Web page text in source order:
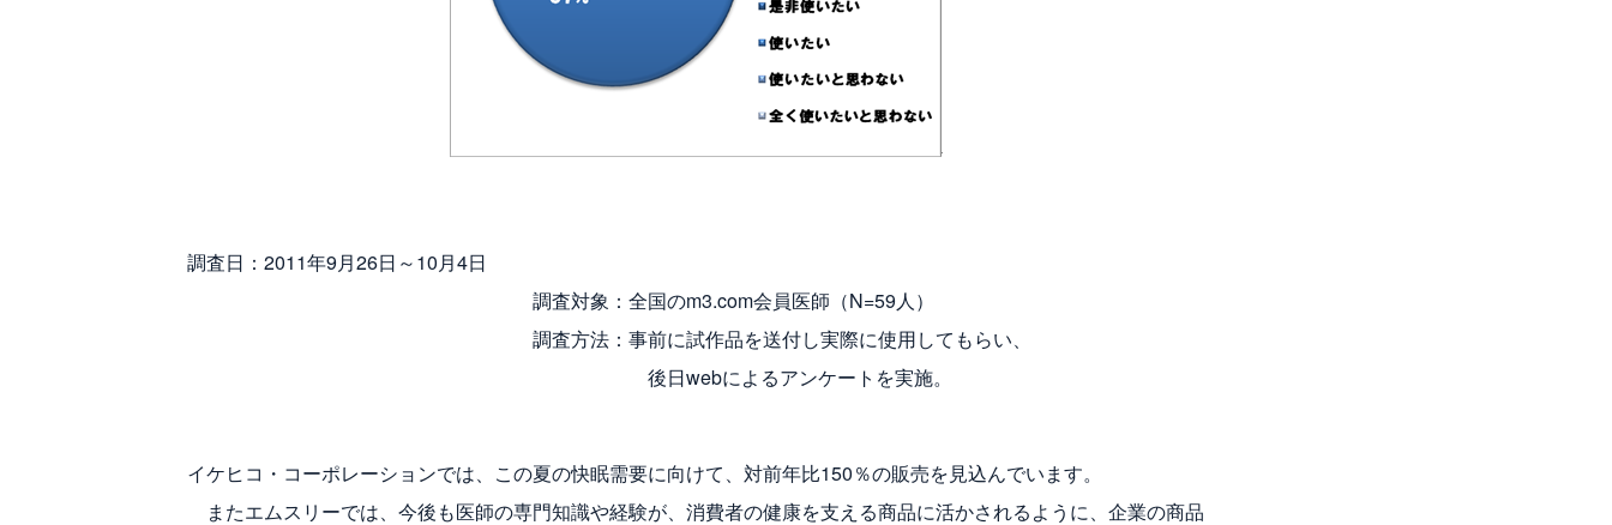
調査日：2011年9月26日～10月4日
調査対象：全国のm3.com会員医師（N=59人）
調査方法：事前に試作品を送付し実際に使用してもらい、
後日webによるアンケートを実施。
イケヒコ・コーポレーションでは、この夏の快眠需要に向けて、対前年比150％の販売を見込んでいます。
またエムスリーでは、今後も医師の専門知識や経験が、消費者の健康を支える商品に活かされるように、企業の商品